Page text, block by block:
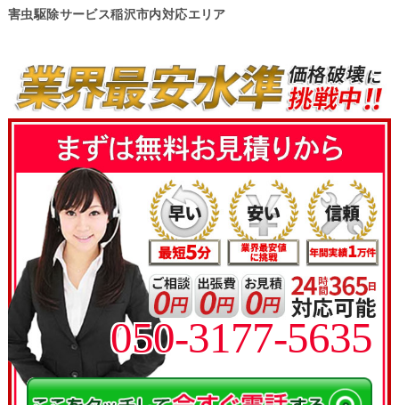
害虫駆除サービス稲沢市内対応エリア
050-3177-5635